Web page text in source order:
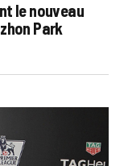
le nouveau
Park